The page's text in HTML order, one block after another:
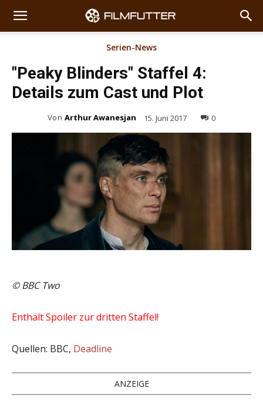
Serien-News
"Peaky Blinders" Staffel 4:
Details zum Cast und Plot
Von Arthur Awanesjan 15. Juni 2017 0
© BBC Two
Enthält Spoiler zur dritten Staffel!
Quellen: BBC, Deadline
ANZEIGE